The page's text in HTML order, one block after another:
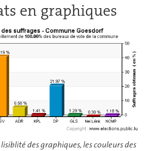
en graphiques
des graphiques, les couleurs des